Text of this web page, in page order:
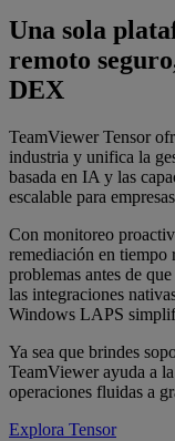
Una sola
remoto
DEX
TeamViewer Tensor
industria y unifica la
basada en IA y las
escalable para
Con monitoreo
remediación en tiempo
problemas antes de
las integraciones
Windows LAPS
Ya sea que brindes
TeamViewer ayuda a
operaciones fluidas a
Explora Tensor